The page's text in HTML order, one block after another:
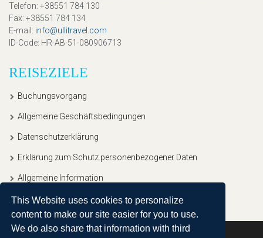
This Website uses cookies to personalize
content to make our site easier for you to use.
We do also share that information with third
Telefon: +38551 784 130
Fax: +38551 784 134
E-mail : info@ullitravel.com
ID-Code: HR-AB-51-080906713
REISEZIELE
Buchungsvorgang
Allgemeine Geschäftsbedingungen
Datenschutzerklärung
Erklärung zum Schutz personenbezogener Daten
Allgemeine Information